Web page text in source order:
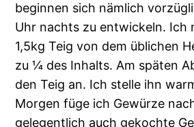
beginnen sich nämlich
Uhr nachts zu entwickeln. Ich
1,5kg Teig von dem üblichen
zu ¼ des Inhalts. Am späten
den Teig an. Ich stelle ihn
Morgen füge ich Gewürze
gelegentlich auch gekochte